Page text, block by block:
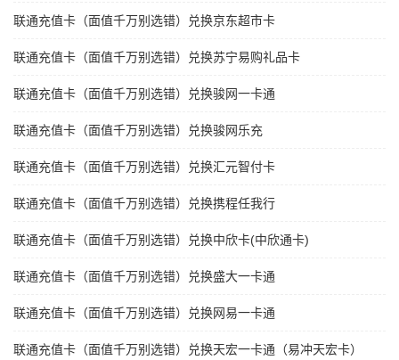
联通充值卡（面值千万别选错）兑换京东超市卡
联通充值卡（面值千万别选错）兑换苏宁易购礼品卡
联通充值卡（面值千万别选错）兑换骏网一卡通
联通充值卡（面值千万别选错）兑换骏网乐充
联通充值卡（面值千万别选错）兑换汇元智付卡
联通充值卡（面值千万别选错）兑换携程任我行
联通充值卡（面值千万别选错）兑换中欣卡(中欣通卡)
联通充值卡（面值千万别选错）兑换盛大一卡通
联通充值卡（面值千万别选错）兑换网易一卡通
联通充值卡（面值千万别选错）兑换天宏一卡通（易冲天宏卡）